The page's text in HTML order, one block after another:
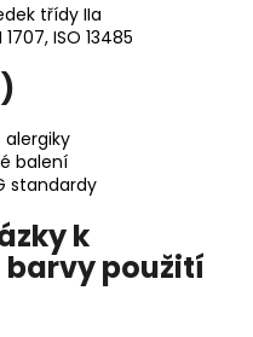
třídy IIa
ISO 13485
alergiky
balení
standardy
k
použití